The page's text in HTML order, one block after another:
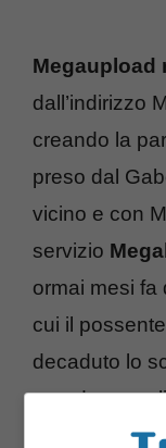
Megaupload
dall’indirizzo
creando la
preso dal
vicino e con
servizio
ormai mesi fa
cui il
decaduto lo
grande
nuovo